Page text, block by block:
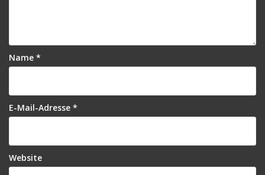
i
g
t
i
o
n
Name *
E-Mail-Adresse *
Website